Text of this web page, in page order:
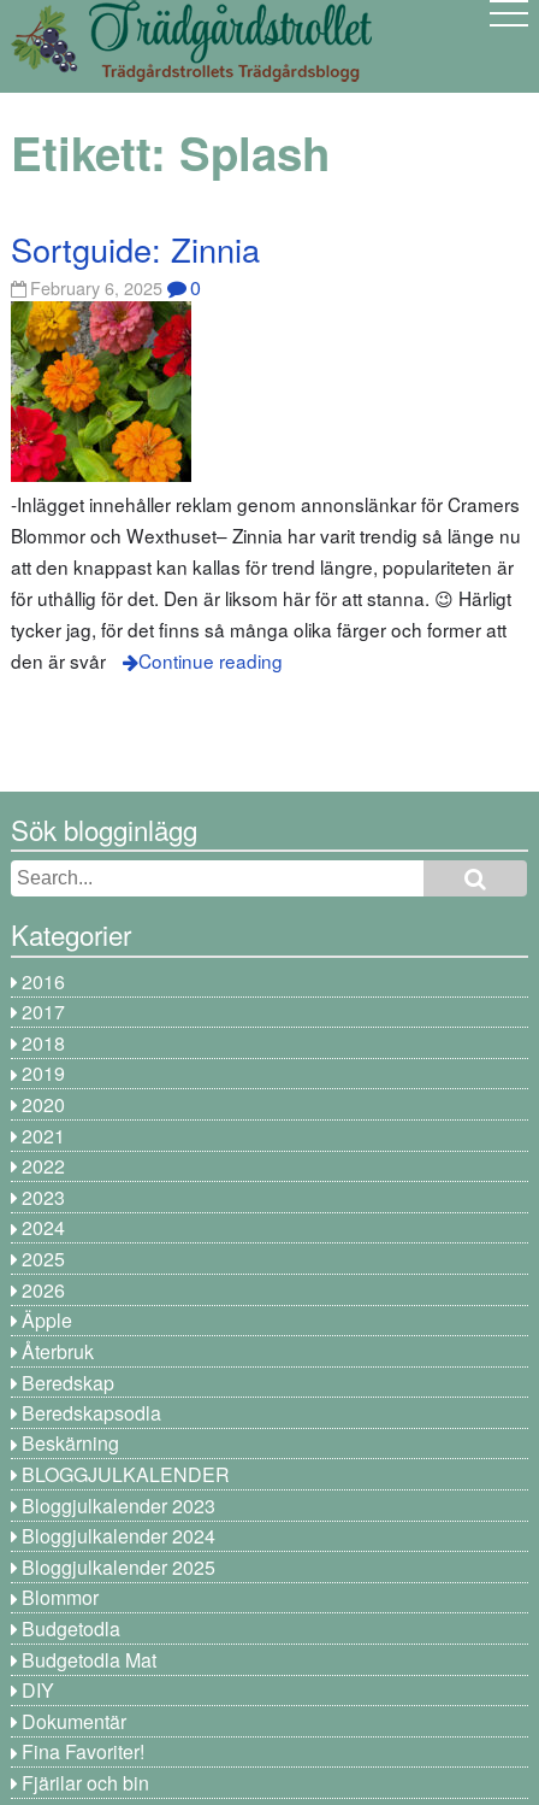
Etikett: Splash
Sortguide: Zinnia
February 6, 2025 0
-Inlägget innehåller reklam genom annonslänkar för Cramers
Blommor och Wexthuset– Zinnia har varit trendig så länge nu
att den knappast kan kallas för trend längre, populariteten är
för uthållig för det. Den är liksom här för att stanna. 😉 Härligt
tycker jag, för det finns så många olika färger och former att
den är svår
Continue reading
Sök blogginlägg
Kategorier
2016
2017
2018
2019
2020
2021
2022
2023
2024
2025
2026
Äpple
Återbruk
Beredskap
Beredskapsodla
Beskärning
BLOGGJULKALENDER
Bloggjulkalender 2023
Bloggjulkalender 2024
Bloggjulkalender 2025
Blommor
Budgetodla
Budgetodla Mat
DIY
Dokumentär
Fina Favoriter!
Fjärilar och bin